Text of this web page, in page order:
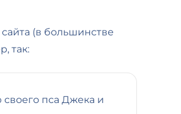
(в большинстве
так:
пса Джека и